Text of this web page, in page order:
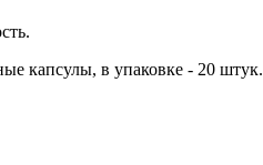
капсулы, в упаковке - 20 штук.